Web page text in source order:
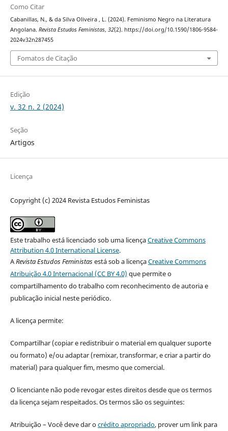
Como Citar
Cabanillas, N., & da Silva Oliveira , L. (2024). Feminismo Negro na Literatura
Angolana. Revista Estudos Feministas, 32(2). https://doi.org/10.1590/1806-9584-
2024v32n287455
Fomatos de Citação
Edição
v. 32 n. 2 (2024)
Seção
Artigos
Licença
Copyright (c) 2024 Revista Estudos Feministas
Este trabalho está licenciado sob uma licençaCreative Commons
Attribution 4.0 International License.
ARevista Estudos Feministasestá sob a licençaCreative Commons
Atribuição 4.0 Internacional (CC BY 4.0) que permite o
compartilhamento do trabalho com reconhecimento de autoria e
publicação inicial neste periódico.
A licença permite:
Compartilhar (copiar e redistribuir o material em qualquer suporte
ou formato) e/ou adaptar (remixar, transformar, e criar a partir do
material) para qualquer fim, mesmo que comercial.
O licenciante não pode revogar estes direitos desde que os termos
da licença sejam respeitados. Os termos são os seguintes:
Atribuição – Você deve dar ocrédito apropriado, prover um link para